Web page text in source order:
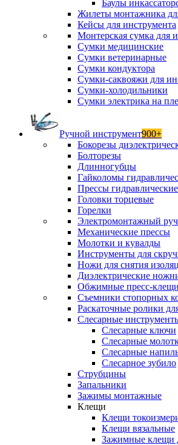
Баулы
Жилеты монтажника
Кейсы для инструмента
Монтерская сумка для
Сумки медицинские
Сумки ветеринарные
Сумки кондуктора
Сумки-саквояжи для
Сумки-холодильники
Сумки электрика на
Ручной инструмент900+
Бокорезы
Болторезы
Длинногубцы
Гайколомы
Прессы
Головки торцевые
Горелки
Электромонтажный
Механические прессы
Молотки и кувалды
Инструменты для
Ножи для снятия
Диэлектрические
Обжимные пресс-клещи
Съемники стопорных
Раскаточные ролики
Слесарные
Слесарные ключи
Слесарные
Слесарные
Слесарное зубило
Струбцины
Запальники
Зажимы монтажные
Клещи
Клещи
Клещи вязальные
Зажимные клещи